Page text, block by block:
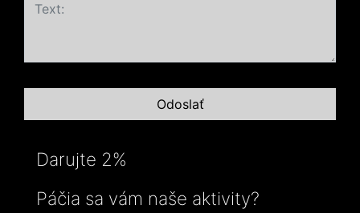
Darujte 2%
Páčia sa vám naše aktivity?